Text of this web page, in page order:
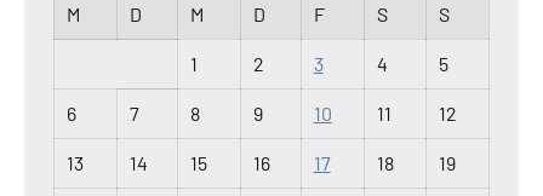
M
D M D F S S
1 2 3 4 5
6 7 8 9 10 11 12
13 14 15 16 17 18 19